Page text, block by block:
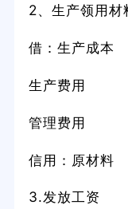
2、生产领用材
借：生产成本
生产费用
管理费用
信用：原材料
3.发放工资